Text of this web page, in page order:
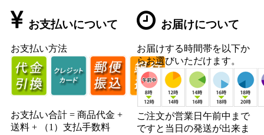
お支払いについて
お支払い方法
お支払い合計 = 商品代金 +
送料 + （1）支払手数料
お届けについて
お届けする時間帯を以下か
らお選びいただけます。
ご注文が営業日午前中まで
ですと当日の発送が出来ま